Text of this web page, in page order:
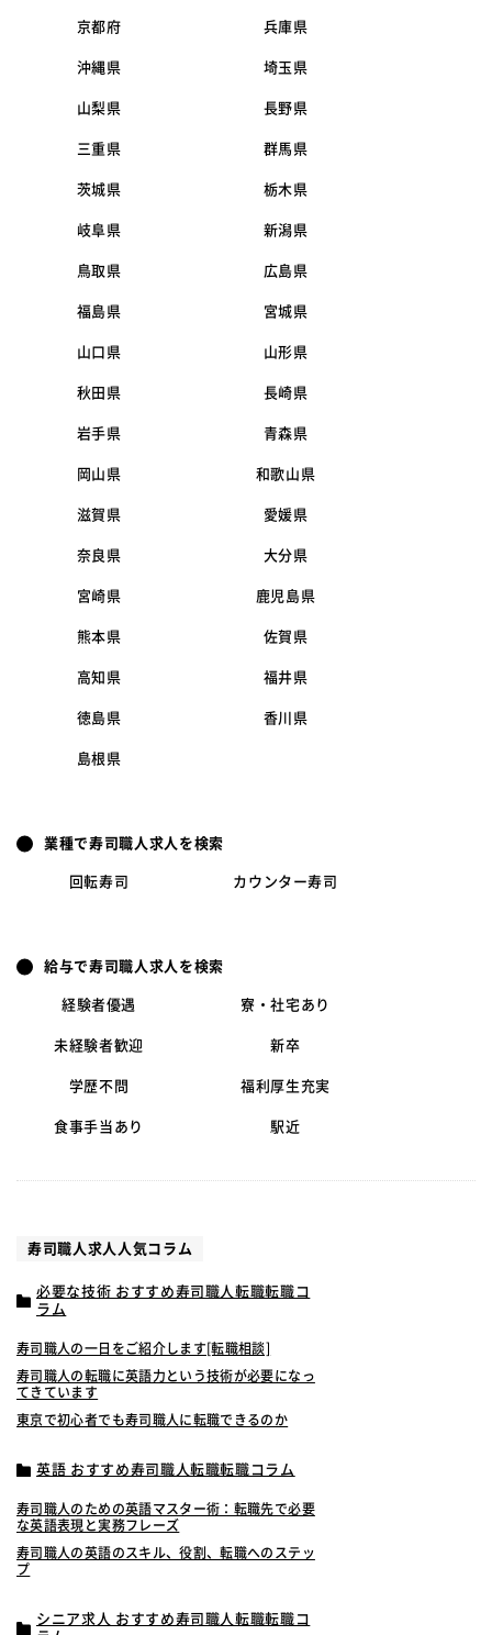
京都府 兵庫県
沖縄県 埼玉県
山梨県 長野県
三重県 群馬県
茨城県 栃木県
岐阜県 新潟県
鳥取県 広島県
福島県 宮城県
山口県 山形県
秋田県 長崎県
岩手県 青森県
岡山県 和歌山県
滋賀県 愛媛県
奈良県 大分県
宮崎県 鹿児島県
熊本県 佐賀県
高知県 福井県
徳島県 香川県
島根県
業種で寿司職人求人を検索
回転寿司 カウンター寿司
給与で寿司職人求人を検索
経験者優遇 寮・社宅あり
未経験者歓迎 新卒
学歴不問 福利厚生充実
食事手当あり 駅近
寿司職人求人人気コラム
必要な技術 おすすめ寿司職人転職転職コ
ラム
寿司職人の一日をご紹介します[転職相談]
寿司職人の転職に英語力という技術が必要になっ
てきています
東京で初心者でも寿司職人に転職できるのか
英語 おすすめ寿司職人転職転職コラム
寿司職人のための英語マスター術：転職先で必要
な英語表現と実務フレーズ
寿司職人の英語のスキル、役割、転職へのステッ
プ
シニア求人 おすすめ寿司職人転職転職コ